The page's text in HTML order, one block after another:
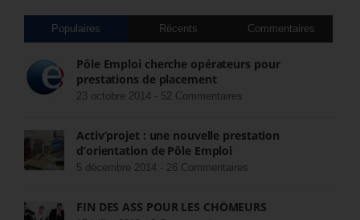
Populaires Récents Commentaires
Pôle Emploi cherche opérateurs pour
prestations de placement
23 octobre 2014 - 52 Commentaires
Activ’projet : une nouvelle prestation
d’orientation de Pôle Emploi
5 décembre 2014 - 26 Commentaires
FIN DES ASS POUR LES CHÔMEURS